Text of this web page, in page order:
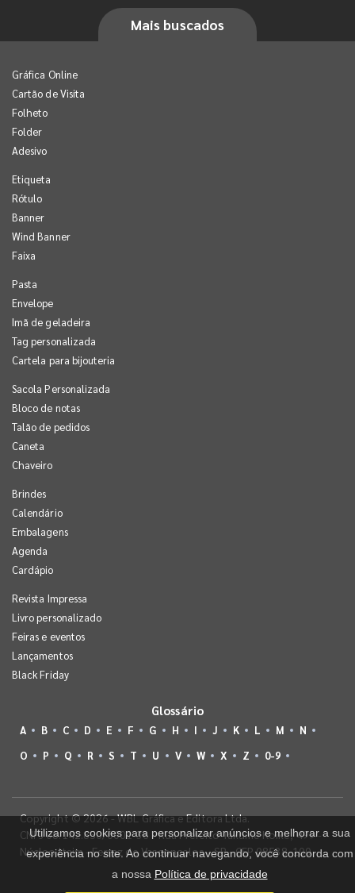
Mais buscados
Gráfica Online
Cartão de Visita
Folheto
Folder
Adesivo
Etiqueta
Rótulo
Banner
Wind Banner
Faixa
Pasta
Envelope
Imã de geladeira
Tag personalizada
Cartela para bijouteria
Sacola Personalizada
Bloco de notas
Talão de pedidos
Caneta
Chaveiro
Brindes
Calendário
Embalagens
Agenda
Cardápio
Revista Impressa
Livro personalizado
Feiras e eventos
Lançamentos
Black Friday
Glossário
A B C D E F G H I J K L M
N
O
P Q R S T U V W X Z 0-9
Copyright © 2026 - WBL Gráfica e Editora Ltda.
CNPJ 08.142.850/0001-36 - Rua Prefeito Takume Koike, 499 -
Núcleo Itaim - Ferraz de Vasconcelos - SP - CEP 08538-100
Utilizamos cookies para personalizar anúncios e melhorar a sua
experiência no site. Ao continuar navegando, você concorda com
a nossa Política de privacidade